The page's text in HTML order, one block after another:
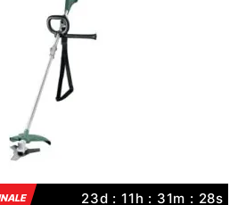
23d : 11h : 31m : 27s